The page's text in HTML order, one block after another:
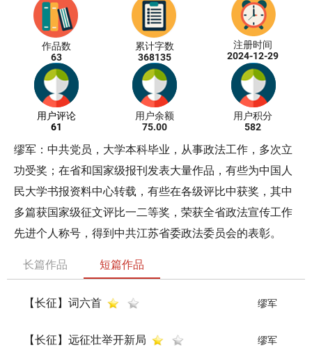
作品数
63
累计字数
368135
注册时间
2024-12-29
用户评论
61
用户余额
75.00
用户积分
582
缪军：中共党员，大学本科毕业，从事政法工作，多次立
功受奖；在省和国家级报刊发表大量作品，有些为中国人
民大学书报资料中心转载，有些在各级评比中获奖，其中
多篇获国家级征文评比一二等奖，荣获全省政法宣传工作
先进个人称号，得到中共江苏省委政法委员会的表彰。
长篇作品 短篇作品
【长征】词六首 缪军
【长征】远征壮举开新局 缪军